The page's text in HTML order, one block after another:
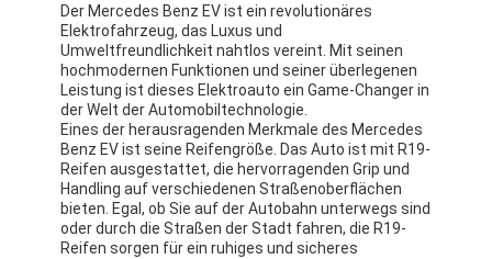
Der Mercedes Benz EV ist ein revolutionäres
Elektrofahrzeug, das Luxus und
Umweltfreundlichkeit nahtlos vereint. Mit seinen
hochmodernen Funktionen und seiner überlegenen
Leistung ist dieses Elektroauto ein Game-Changer in
der Welt der Automobiltechnologie.
Eines der herausragenden Merkmale des Mercedes
Benz EV ist seine Reifengröße. Das Auto ist mit R19-
Reifen ausgestattet, die hervorragenden Grip und
Handling auf verschiedenen Straßenoberflächen
bieten. Egal, ob Sie auf der Autobahn unterwegs sind
oder durch die Straßen der Stadt fahren, die R19-
Reifen sorgen für ein ruhiges und sicheres